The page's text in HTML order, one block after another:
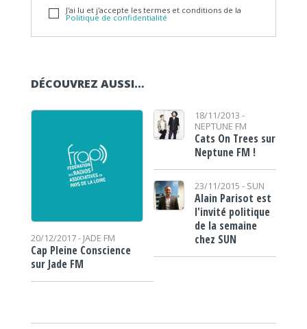
J'ai lu et j'accepte les termes et conditions de la
Politique de confidentialité
DÉCOUVREZ AUSSI…
20/12/2017 - JADE FM
Cap Pleine Conscience
sur Jade FM
18/11/2013 -
NEPTUNE FM
Cats On Trees sur
Neptune FM !
23/11/2015 - SUN
Alain Parisot est
l'invité politique
de la semaine
chez SUN